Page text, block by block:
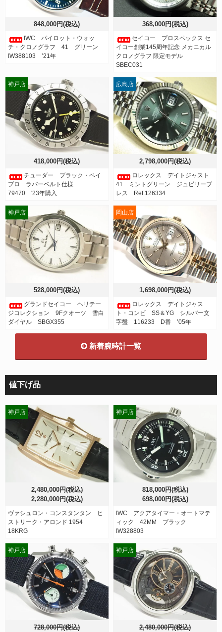
848,000円(税込)
IWC パイロット・ウォッ
チ・クロノグラフ 41 グリーン
IW388103 ’21年
368,000円(税込)
セイコー プロスペックス セ
イコー創業145周年記念 メカニカル
クロノグラフ 限定モデル
SBEC031
418,000円(税込)
チューダー ブラック・ベイ
プロ ラバーベルト仕様
79470 '23年購入
神戸店
2,798,000円(税込)
ロレックス デイトジャスト
41 ミントグリーン ジュビリーブ
レス Ref.126334
広島店
528,000円(税込)
グランドセイコー ヘリテー
ジコレクション 9Fクオーツ 雪白
ダイヤル SBGX355
神戸店
1,698,000円(税込)
ロレックス デイトジャス
ト・コンビ SS＆YG シルバー文
字盤 116233 D番 ’05年
岡山店
新着腕時計一覧
値下げ品
2,480,000円(税込)
2,280,000円(税込)
ヴァシュロン・コンスタンタン ヒ
ストリーク・アロンド 1954
18KRG
神戸店
818,000円(税込)
698,000円(税込)
IWC アクアタイマー・オートマテ
ィック 42MM ブラック
IW328803
神戸店
728,000円(税込)
神戸店
2,480,000円(税込)
神戸店